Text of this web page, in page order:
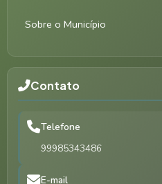
Sobre o Município
Contato
Telefone
99985343486
E-mail